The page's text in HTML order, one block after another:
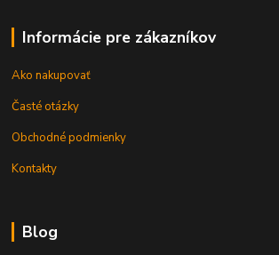
Informácie pre zákazníkov
Ako nakupovať
Časté otázky
Obchodné podmienky
Kontakty
Blog